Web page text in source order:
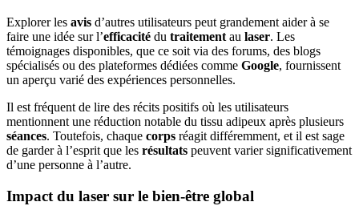
Explorer les avis d’autres utilisateurs peut grandement aider à se
faire une idée sur l’efficacité du traitement au laser. Les
témoignages disponibles, que ce soit via des forums, des blogs
spécialisés ou des plateformes dédiées comme Google, fournissent
un aperçu varié des expériences personnelles.
Il est fréquent de lire des récits positifs où les utilisateurs
mentionnent une réduction notable du tissu adipeux après plusieurs
séances. Toutefois, chaque corps réagit différemment, et il est sage
de garder à l’esprit que les résultats peuvent varier significativement
d’une personne à l’autre.
Impact du laser sur le bien-être global